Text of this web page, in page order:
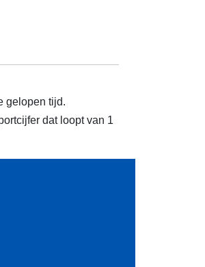
gelopen tijd.
dat loopt van 1